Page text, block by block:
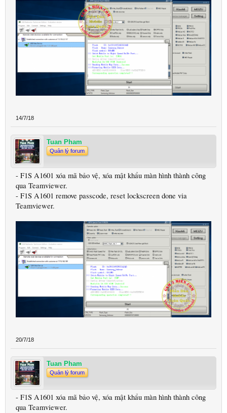
14/7/18
Tuan Pham
Quản lý forum
- F1S A1601 xóa mã bảo vệ, xóa mật khẩu màn hình thành công
qua Teamviewer.
- F1S A1601 remove passcode, reset lockscreen done via
Teamviewer.
20/7/18
Tuan Pham
Quản lý forum
- F1S A1601 xóa mã bảo vệ, xóa mật khẩu màn hình thành công
qua Teamviewer.